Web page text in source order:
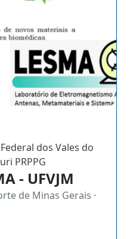
PRPPG
- UFVJM
de Minas Gerais ·